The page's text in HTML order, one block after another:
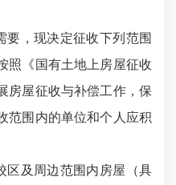
要，现决定征收下列范围
照《国有土地上房屋征收
房屋征收与补偿工作，保
范围内的单位和个人应积
区及周边范围内房屋（具